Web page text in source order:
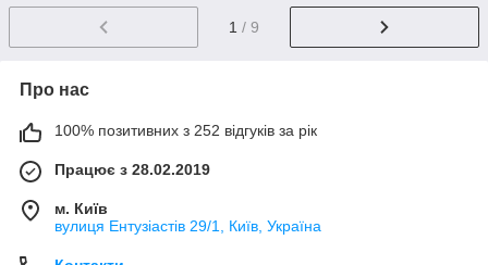
1 / 9
Про нас
100% позитивних з 252 відгуків за рік
Працює з 28.02.2019
м. Київ
вулиця Ентузіастів 29/1, Київ, Україна